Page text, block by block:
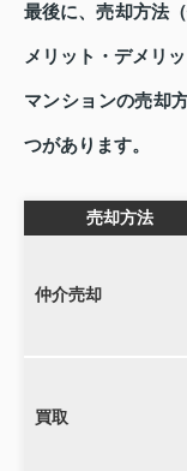
最後に、売却方法
メリット・デメリ
マンションの売却
つがあります。
売却方法
仲介売却
買取